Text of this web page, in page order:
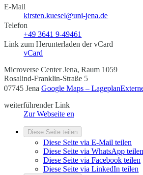
E-Mail
kirsten.kuesel@uni-jena.de
Telefon
+49 3641 9-49461
Link zum Herunterladen der vCard
vCard
Microverse Center Jena, Raum 1059
Rosalind-Franklin-Straße 5
07745 Jena Google Maps – Lageplan
weiterführender Link
Zur Webseite en
Diese Seite teilen
Diese Seite via E-Mail teilen
Diese Seite via WhatsApp teilen
Diese Seite via Facebook teilen
Diese Seite via LinkedIn teilen